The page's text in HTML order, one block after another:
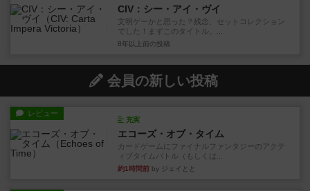
CIV：シー・アイ・ヴイ
文明ゲーかと思った？残念、セットコレクション
でした！まずこのタイトル。...
8年以上前 の投稿
会員の新しい投稿
レビュー
充実
エコーズ・オブ・タイム
カードゲームにファイナルファンタジーのアクテ
ィブタイムバトル（もしくは...
約1時間前 by ジェイとと